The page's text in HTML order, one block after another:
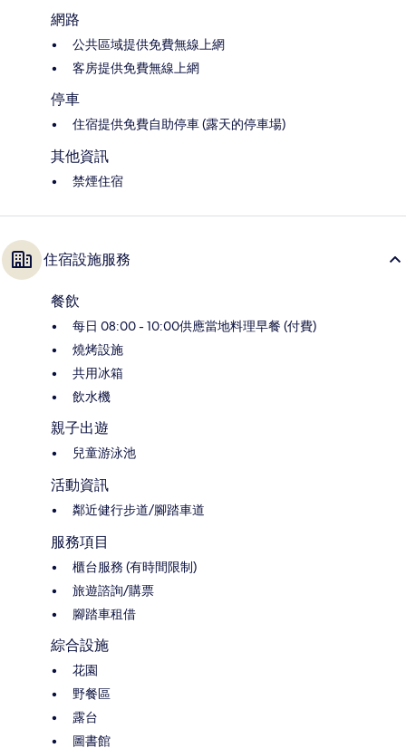
網路
公共區域提供免費無線上網
客房提供免費無線上網
停車
住宿提供免費自助停車 (露天的停車場)
其他資訊
禁煙住宿
住宿設施服務
餐飲
每日 08:00 - 10:00供應當地料理早餐 (付費)
燒烤設施
共用冰箱
飲水機
親子出遊
兒童游泳池
活動資訊
鄰近健行步道/腳踏車道
服務項目
櫃台服務 (有時間限制)
旅遊諮詢/購票
腳踏車租借
綜合設施
花園
野餐區
露台
圖書館